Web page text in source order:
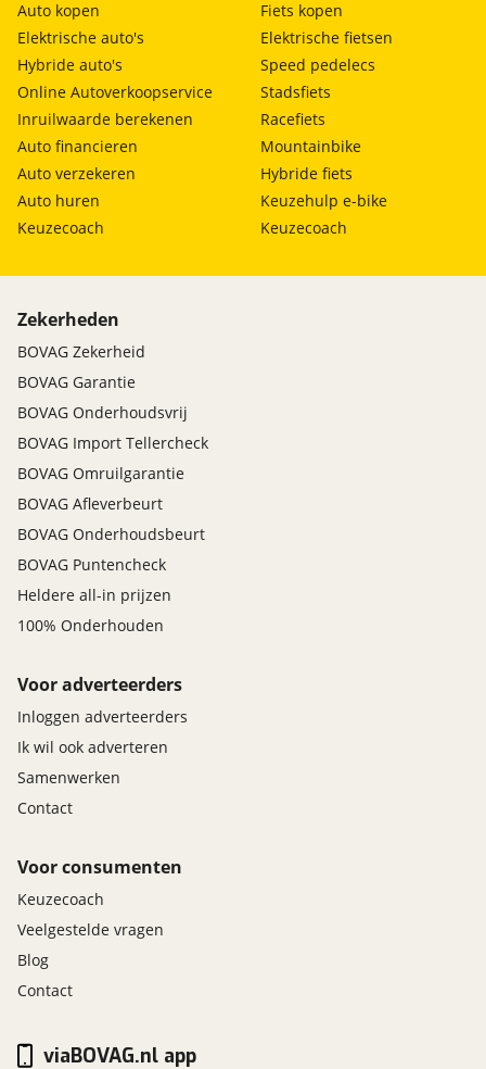
Auto kopen
Elektrische auto's
Hybride auto's
Online Autoverkoopservice
Inruilwaarde berekenen
Auto financieren
Auto verzekeren
Auto huren
Keuzecoach
Fiets kopen
Elektrische fietsen
Speed pedelecs
Stadsfiets
Racefiets
Mountainbike
Hybride fiets
Keuzehulp e-bike
Keuzecoach
Zekerheden
BOVAG Zekerheid
BOVAG Garantie
BOVAG Onderhoudsvrij
BOVAG Import Tellercheck
BOVAG Omruilgarantie
BOVAG Afleverbeurt
BOVAG Onderhoudsbeurt
BOVAG Puntencheck
Heldere all-in prijzen
100% Onderhouden
Voor adverteerders
Inloggen adverteerders
Ik wil ook adverteren
Samenwerken
Contact
Voor consumenten
Keuzecoach
Veelgestelde vragen
Blog
Contact
viaBOVAG.nl app